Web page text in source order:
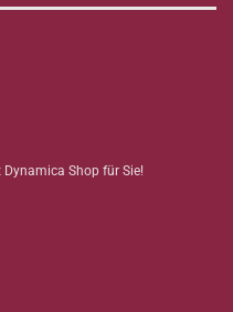
Shop für Sie!